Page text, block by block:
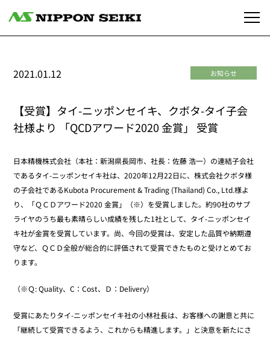
お知らせ
2021.01.12
【受賞】タイ-ニッポンセイキ、クボタ-タイ子会
社様より 「QCDアワード2020 金賞」 受賞
日本精機株式会社（本社：新潟県長岡市、社長：佐藤 浩一）の連結子会社
であるタイ-ニッポンセイキ社は、2020年12月22日に、株式会社クボタ様
の子会社であるKubota Procurement & Trading (Thailand) Co., Ltd.様よ
り、「ＱＣＤアワード2020 金賞」（※）を受賞しました。約90社のサプ
ライヤのうち最も素晴らしい成績を残した1社として、タイ-ニッポンセイ
キ社が金賞を受賞しています。尚、今回の受賞は、安定した品質や納期遵
守など、ＱＣＤ全般が総合的に評価されて受賞できたものと受けとめてお
ります。
（※Ｑ: Quality、C：Cost、Ｄ：Delivery）
受賞にあたりタイ-ニッポンセイキ社の小林社長は、お客様への謝意と共に
「継続して受賞できるよう、これからも精進します。」と決意を新たにさ